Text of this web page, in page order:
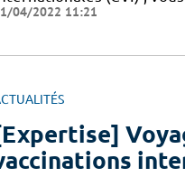
04/2022 11:21